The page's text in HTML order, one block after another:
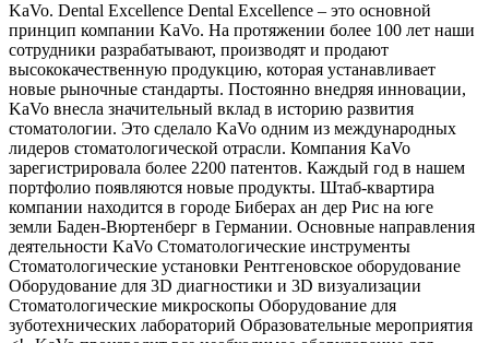
KaVo. Dental Excellence Dental Excellence – это основной
принцип компании KaVo. На протяжении более 100 лет наши
сотрудники разрабатывают, производят и продают
высококачественную продукцию, которая устанавливает
новые рыночные стандарты. Постоянно внедряя инновации,
KaVo внесла значительный вклад в историю развития
стоматологии. Это сделало KaVo одним из международных
лидеров стоматологической отрасли. Компания KaVo
зарегистрировала более 2200 патентов. Каждый год в нашем
портфолио появляются новые продукты. Штаб-квартира
компании находится в городе Биберах ан дер Рис на юге
земли Баден-Вюртенберг в Германии. Основные направления
деятельности KaVo Стоматологические инструменты
Стоматологические установки Рентгеновское оборудование
Оборудование для 3D диагностики и 3D визуализации
Стоматологические микроскопы Оборудование для
зуботехнических лабораторий Образовательные мероприятия